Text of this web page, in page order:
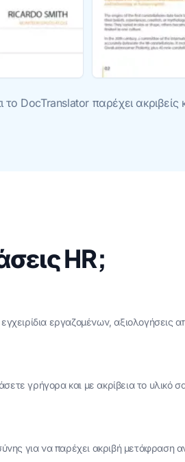
DocTranslator παρέχει
HR;
εργαζομένων, αξιολογήσεις
γρήγορα και με ακρίβεια το υλικό
για να παρέχει ακριβή